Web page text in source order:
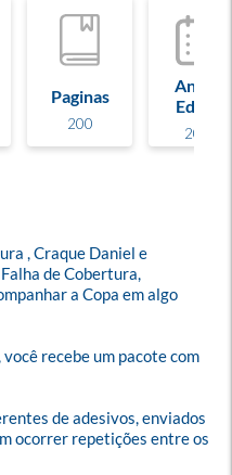
Paginas
200
Ano de
Edição
2026
, Craque Daniel e
de Cobertura,
a Copa em algo
recebe um pacote com
de adesivos, enviados
ocorrer repetições entre os